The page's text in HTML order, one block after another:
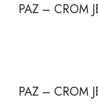
PAZ – CROM
PAZ – CROM